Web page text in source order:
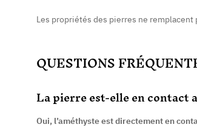
Les propriétés des pierres ne
QUESTIONS
La pierre est-elle en contact
Oui, l’améthyste est directement en